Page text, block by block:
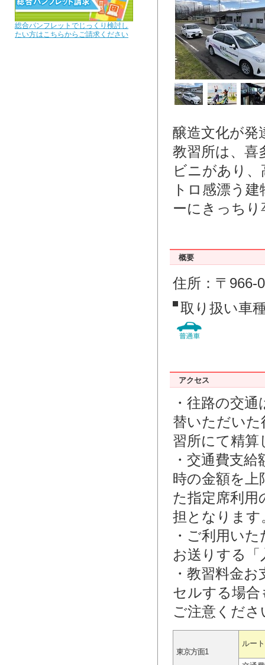
総合パンフレットでじっくり検討し
たい方はこちらからご請求ください
醸造文化が発
教習所は、喜
ビニがあり
トロ感漂う
ーにきっち
概要
住所：〒966-
取り扱い車
アクセス
・往路の交
替いただいた
習所にて精算
・交通費支
時の金額を上
た指定席利用
担となります
・ご利用い
お送りする
・教習料金
セルする場
ご注意くださ
東京方面1
ルート